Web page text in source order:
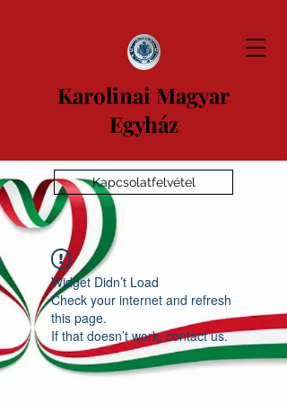
Karolinai Magyar
Egyház
Kapcsolatfelvétel
Widget Didn’t Load
Check your internet and refresh
this page.
If that doesn’t work, contact us.